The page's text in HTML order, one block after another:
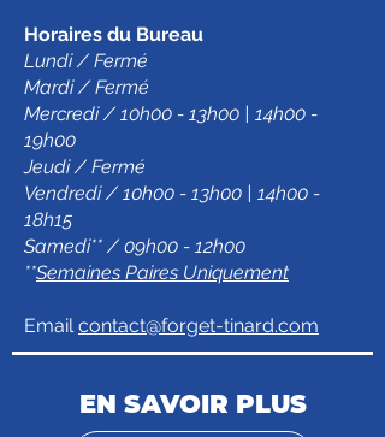
Horaires du Bureau
Lundi / Fermé
Mardi / Fermé
Mercredi / 10h00 - 13h00 | 14h00 -
19h00
Jeudi / Fermé
Vendredi / 10h00 - 13h00 | 14h00 -
18h15
Samedi** / 09h00 - 12h00
**Semaines Paires Uniquement
Emailcontact@forget-tinard.com
EN SAVOIR PLUS